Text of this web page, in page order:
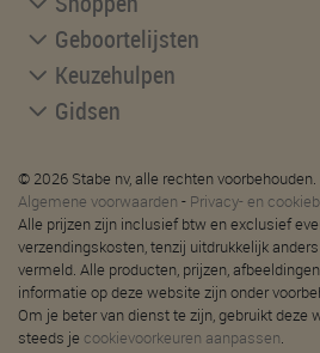
Geboortelijsten
Keuzehulpen
Gidsen
© 2026 Stabe nv, alle rechten voorbehouden.
Algemene voorwaarden - Privacy- en
Alle prijzen zijn inclusief btw en exclusief
verzendingskosten, tenzij uitdrukkelijk anders
vermeld. Alle producten, prijzen,
informatie op deze website zijn onder
Om je beter van dienst te zijn, gebruikt deze
steeds je cookievoorkeuren aanpassen.